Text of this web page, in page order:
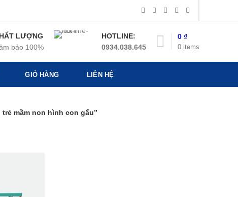
LƯỢNG
bảo 100%
HOTLINE:
0934.038.645
0 items
0 ₫
GIỎ HÀNG LIÊN HỆ
mầm non hình con gấu”